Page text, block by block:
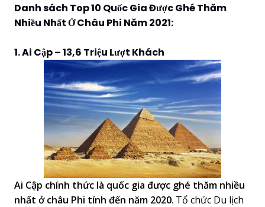
Danh sách Top 10 Quốc Gia Được Ghé Thăm
Nhiều Nhất Ở Châu Phi Năm 2021:
1. Ai Cập – 13,6 Triệu Lượt Khách
Ai Cập chính thức là quốc gia được ghé thăm nhiều
nhất ở châu Phi tính đến năm 2020. Tổ chức Du lịch